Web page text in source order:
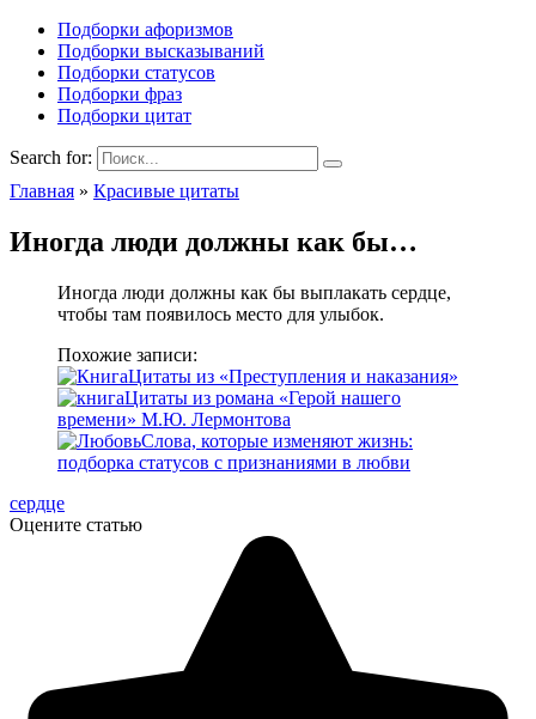
Подборки афоризмов
Подборки высказываний
Подборки статусов
Подборки фраз
Подборки цитат
Search for:
Главная » Красивые цитаты
Иногда люди должны как бы…
Иногда люди должны как бы выплакать сердце,
чтобы там появилось место для улыбок.
Похожие записи:
Цитаты из «Преступления и наказания»
Цитаты из романа «Герой нашего
времени» М.Ю. Лермонтова
Слова, которые изменяют жизнь:
подборка статусов с признаниями в любви
сердце
Оцените статью